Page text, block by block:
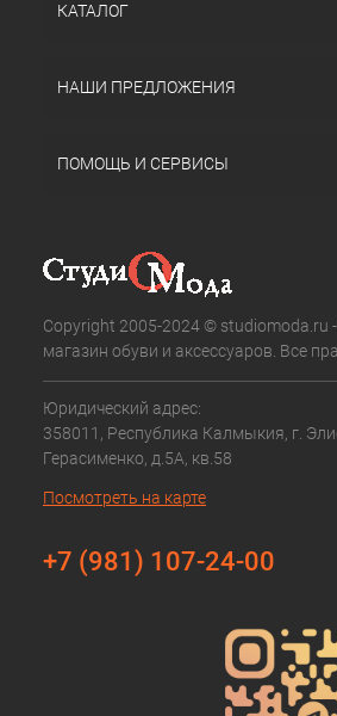
КАТАЛОГ
НАШИ ПРЕДЛОЖЕНИЯ
ПОМОЩЬ И СЕРВИСЫ
Copyright 2005-2024 © studiomoda.ru
магазин обуви и аксессуаров. Все
Юридический адрес:
358011, Республика Калмыкия, г.
Герасименко, д.5А, кв.58
Посмотреть на карте
+7 (981) 107-24-00